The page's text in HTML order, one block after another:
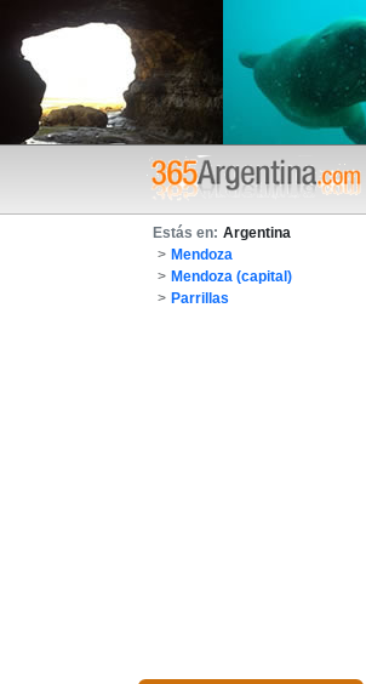
Estás en: Argentina
> Mendoza
> Mendoza (capital)
> Parrillas